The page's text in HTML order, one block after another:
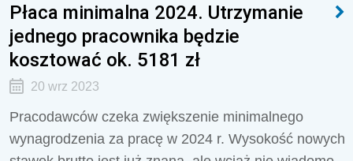
Płaca minimalna 2024. Utrzymanie
jednego pracownika będzie
kosztować ok. 5181 zł
20 wrz 2023
Pracodawców czeka zwiększenie minimalnego
wynagrodzenia za pracę w 2024 r. Wysokość nowych